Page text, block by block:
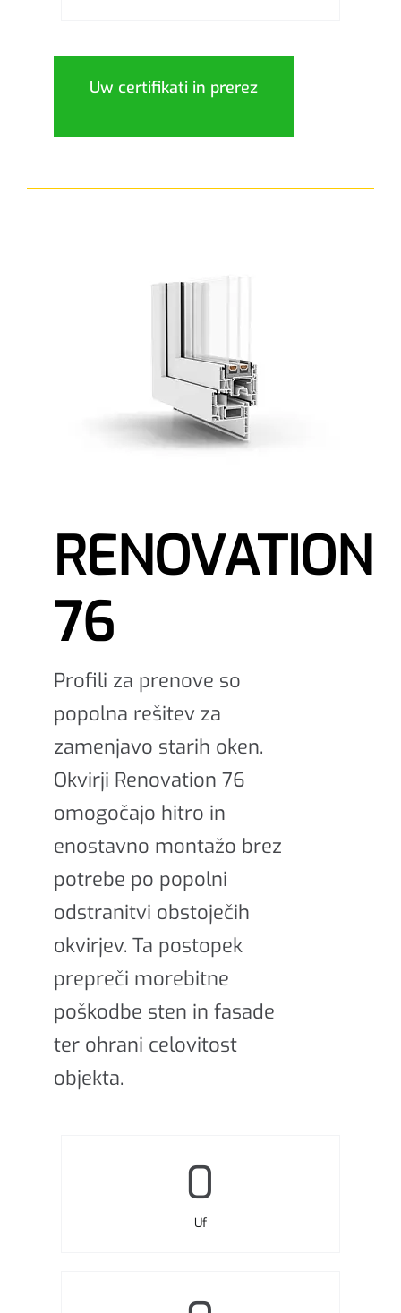
Uw certifikati in prerez
RENOVATION
76
Profili za prenove so
popolna rešitev za
zamenjavo starih oken.
Okvirji Renovation 76
omogočajo hitro in
enostavno montažo brez
potrebe po popolni
odstranitvi obstoječih
okvirjev. Ta postopek
prepreči morebitne
poškodbe sten in fasade
ter ohrani celovitost
objekta.
0
Uf